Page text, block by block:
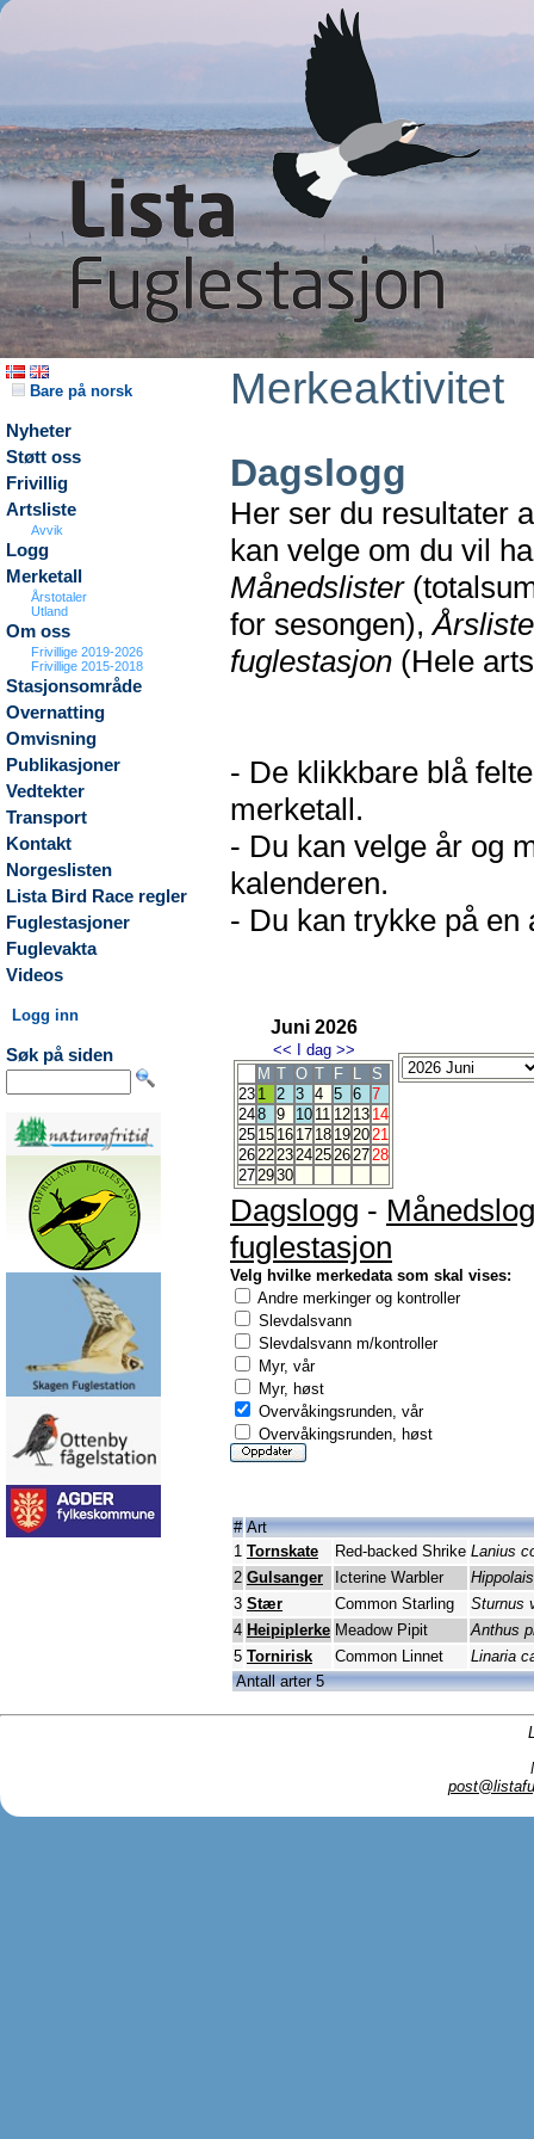
Bare på norsk
Nyheter
Støtt oss
Frivillig
Artsliste
Avvik
Logg
Merketall
Årstotaler
Utland
Om oss
Frivillige 2019-2026
Frivillige 2015-2018
Stasjonsområde
Overnatting
Omvisning
Publikasjoner
Vedtekter
Transport
Kontakt
Norgeslisten
Lista Bird Race regler
Fuglestasjoner
Fuglevakta
Videos
Logg inn
Søk på siden
Merkeaktivitet
Dagslogg
Her ser du resultater
kan velge om du vil
Månedslister
for sesongen),
fuglestasjon (Hele
- De klikkbare blå
merketall.
- Du kan velge år og
kalenderen.
- Du kan trykke på en
Juni 2026
<< I dag >>
M T O T F L
S
23 1 2 3 4 5 6 7
248 9 10 11 12 13 14
25 15 16 17 18 192021
2622232425262728
272930
Dagslogg -
fuglestasjon
Velg hvilke merkedata som skal vises:
Andre merkinger og kontroller
Slevdalsvann
Slevdalsvann m/kontroller
Myr, vår
Myr, høst
Overvåkingsrunden, vår
Overvåkingsrunden, høst
# Art
1 Tornskate Red-backed Shrike Lanius
2 Gulsanger Icterine Warbler
3 Stær Common Starling
Sturnus
4 Heipiplerke Meadow Pipit
Anthus
5 Tornirisk Common Linnet
Linaria
Antall arter 5